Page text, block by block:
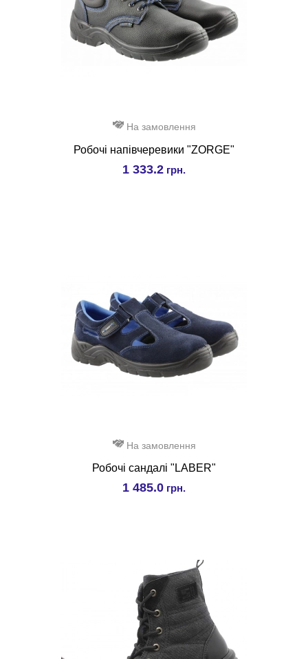
На замовлення
Робочі напівчеревики "ZORGE"
1 333.2 грн.
На замовлення
Робочі сандалі "LABER"
1 485.0 грн.